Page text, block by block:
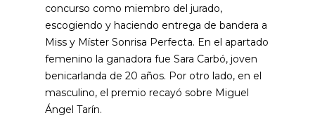
concurso como miembro del jurado,
escogiendo y haciendo entrega de bandera a
Miss y Míster Sonrisa Perfecta. En el apartado
femenino la ganadora fue Sara Carbó, joven
benicarlanda de 20 años. Por otro lado, en el
masculino, el premio recayó sobre Miguel
Ángel Tarín.